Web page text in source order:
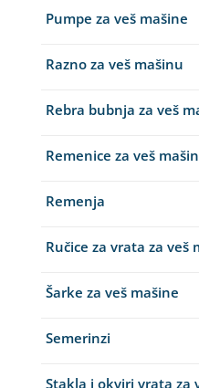
Pumpe za veš mašine
Razno za veš mašinu
Rebra bubnja za veš
Remenice za veš
Remenja
Ručice za vrata za veš
Šarke za veš mašine
Semerinzi
Stakla i okviri vrata za